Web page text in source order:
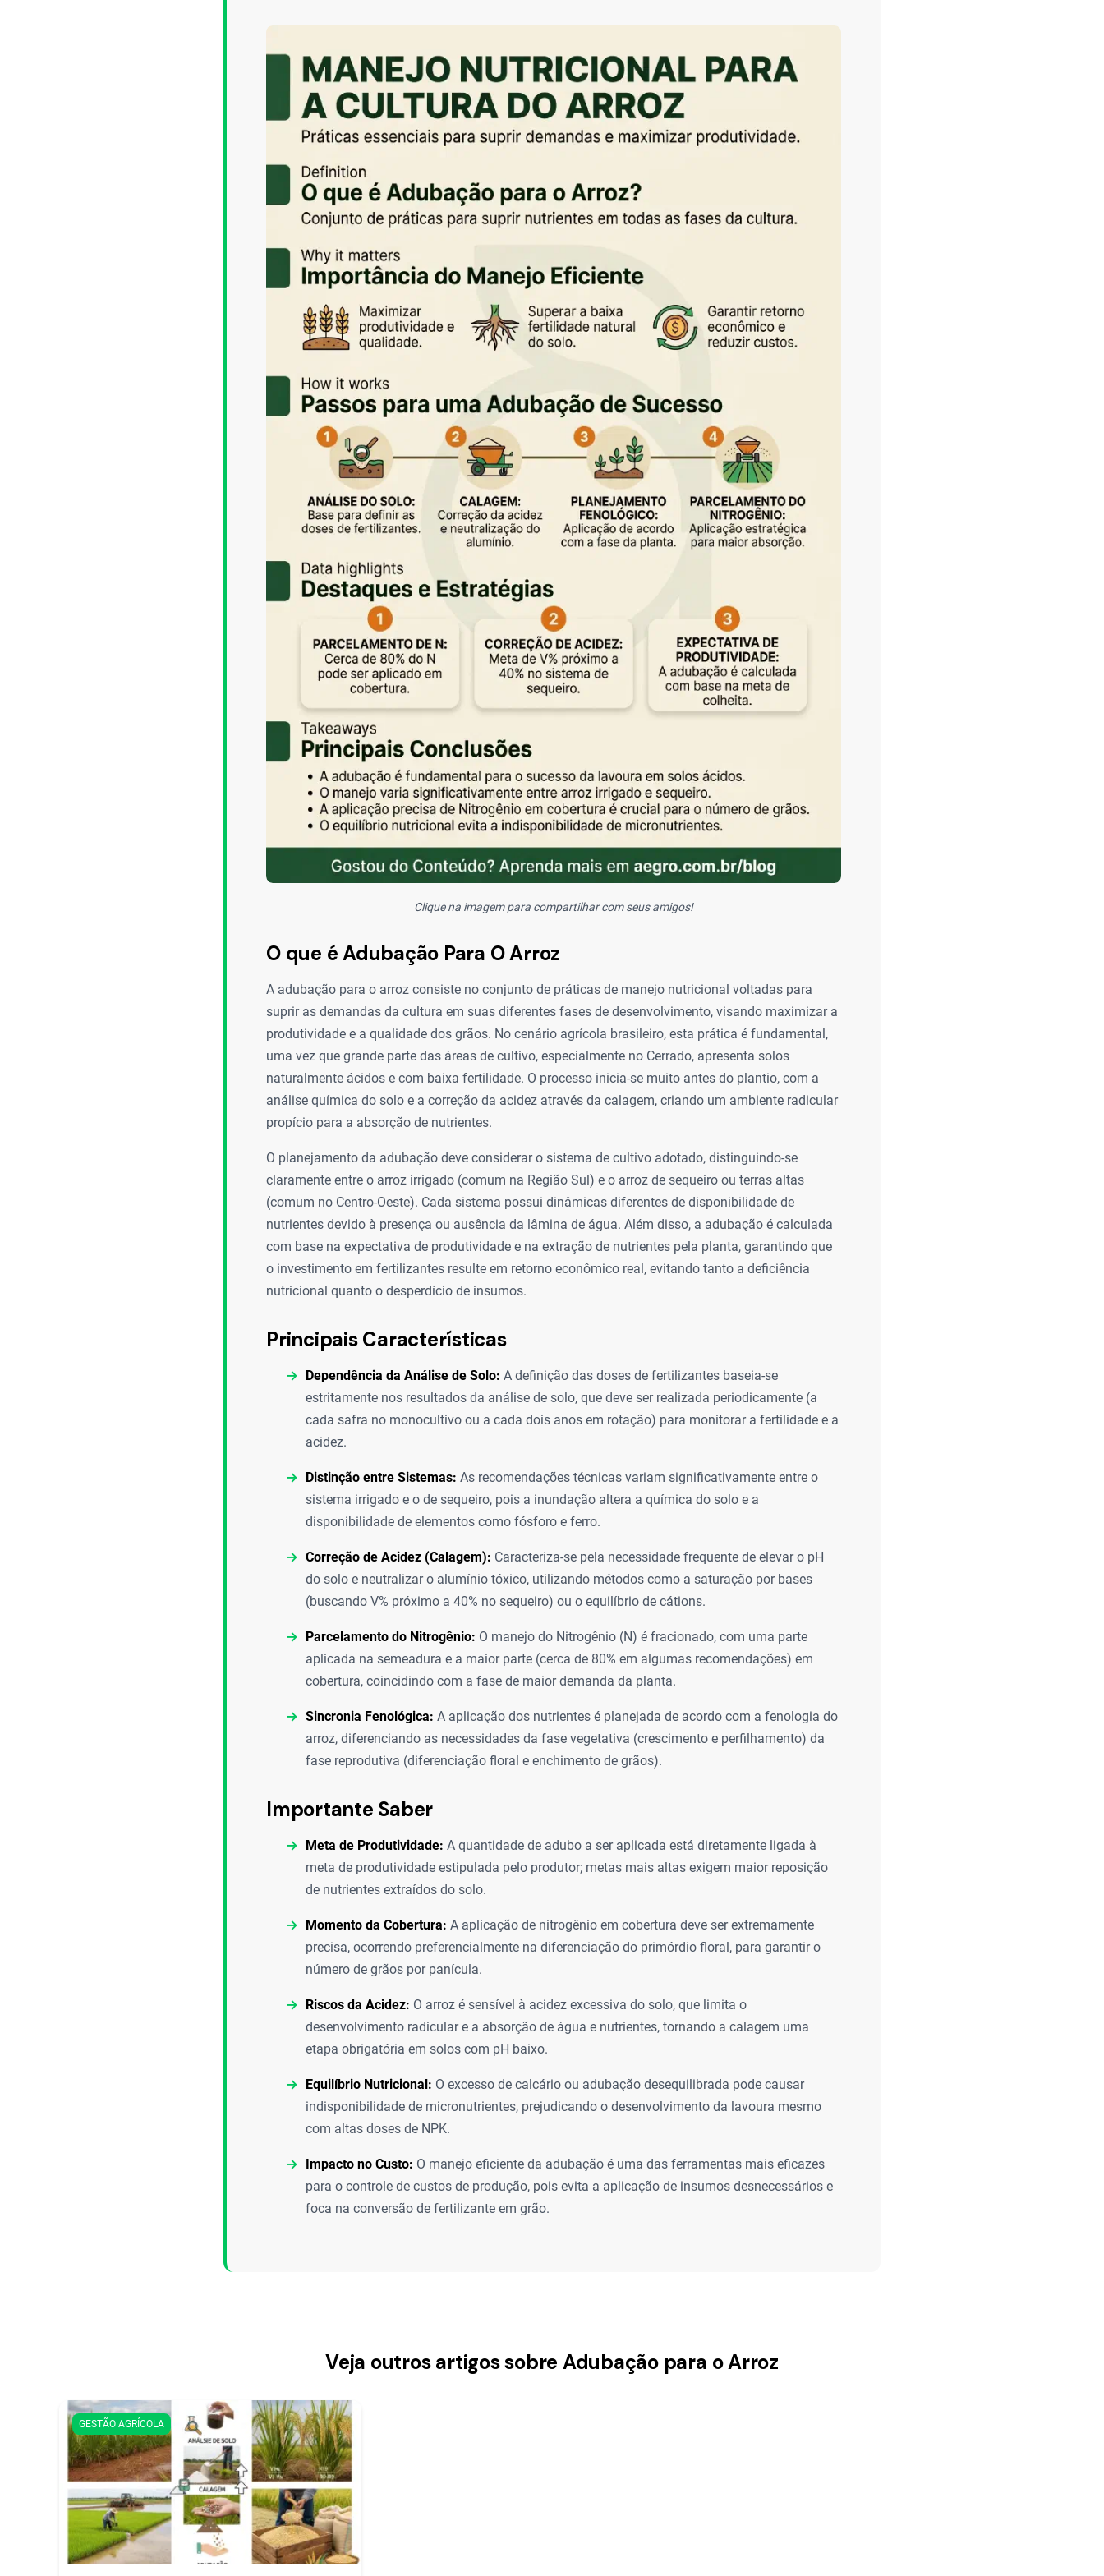
Clique na imagem para compartilhar com seus amigos!
O que é Adubação Para O Arroz
A adubação para o arroz consiste no conjunto de práticas de manejo nutricional voltadas para
suprir as demandas da cultura em suas diferentes fases de desenvolvimento, visando maximizar a
produtividade e a qualidade dos grãos. No cenário agrícola brasileiro, esta prática é fundamental,
uma vez que grande parte das áreas de cultivo, especialmente no Cerrado, apresenta solos
naturalmente ácidos e com baixa fertilidade. O processo inicia-se muito antes do plantio, com a
análise química do solo e a correção da acidez através da calagem, criando um ambiente radicular
propício para a absorção de nutrientes.
O planejamento da adubação deve considerar o sistema de cultivo adotado, distinguindo-se
claramente entre o arroz irrigado (comum na Região Sul) e o arroz de sequeiro ou terras altas
(comum no Centro-Oeste). Cada sistema possui dinâmicas diferentes de disponibilidade de
nutrientes devido à presença ou ausência da lâmina de água. Além disso, a adubação é calculada
com base na expectativa de produtividade e na extração de nutrientes pela planta, garantindo que
o investimento em fertilizantes resulte em retorno econômico real, evitando tanto a deficiência
nutricional quanto o desperdício de insumos.
Principais Características
Dependência da Análise de Solo: A definição das doses de fertilizantes baseia-se
estritamente nos resultados da análise de solo, que deve ser realizada periodicamente (a
cada safra no monocultivo ou a cada dois anos em rotação) para monitorar a fertilidade e a
acidez.
Distinção entre Sistemas: As recomendações técnicas variam significativamente entre o
sistema irrigado e o de sequeiro, pois a inundação altera a química do solo e a
disponibilidade de elementos como fósforo e ferro.
Correção de Acidez (Calagem): Caracteriza-se pela necessidade frequente de elevar o pH
do solo e neutralizar o alumínio tóxico, utilizando métodos como a saturação por bases
(buscando V% próximo a 40% no sequeiro) ou o equilíbrio de cátions.
Parcelamento do Nitrogênio: O manejo do Nitrogênio (N) é fracionado, com uma parte
aplicada na semeadura e a maior parte (cerca de 80% em algumas recomendações) em
cobertura, coincidindo com a fase de maior demanda da planta.
Sincronia Fenológica: A aplicação dos nutrientes é planejada de acordo com a fenologia do
arroz, diferenciando as necessidades da fase vegetativa (crescimento e perfilhamento) da
fase reprodutiva (diferenciação floral e enchimento de grãos).
Importante Saber
Meta de Produtividade: A quantidade de adubo a ser aplicada está diretamente ligada à
meta de produtividade estipulada pelo produtor; metas mais altas exigem maior reposição
de nutrientes extraídos do solo.
Momento da Cobertura: A aplicação de nitrogênio em cobertura deve ser extremamente
precisa, ocorrendo preferencialmente na diferenciação do primórdio floral, para garantir o
número de grãos por panícula.
Riscos da Acidez: O arroz é sensível à acidez excessiva do solo, que limita o
desenvolvimento radicular e a absorção de água e nutrientes, tornando a calagem uma
etapa obrigatória em solos com pH baixo.
Equilíbrio Nutricional: O excesso de calcário ou adubação desequilibrada pode causar
indisponibilidade de micronutrientes, prejudicando o desenvolvimento da lavoura mesmo
com altas doses de NPK.
Impacto no Custo: O manejo eficiente da adubação é uma das ferramentas mais eficazes
para o controle de custos de produção, pois evita a aplicação de insumos desnecessários e
foca na conversão de fertilizante em grão.
Veja outros artigos sobre Adubação para o Arroz
GESTÃO AGRÍCOLA